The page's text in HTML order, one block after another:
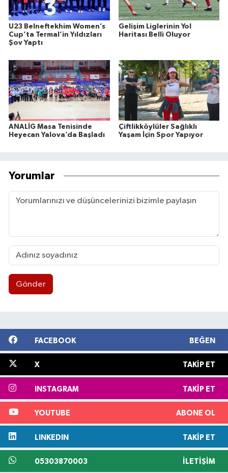
U23 Belneftekhim Women’s
Cup’ta Termal’in Yıldızları
Şov Yaptı
Gelişim Liglerinin Yol
Haritası Belli Oluyor
ANALİG Masa Tenisinde
Heyecan Yalova’da Başladı
Çiftlikköylüler Sağlıklı
Yaşam İçin Spor Yapıyor
Yorumlar
Gönder
FACEBOOK BEĞEN
X TAKIP ET
INSTAGRAM TAKIP ET
YOUTUBE ABONE OL
LINKEDIN TAKIP ET
05303870003 İLETIŞIM